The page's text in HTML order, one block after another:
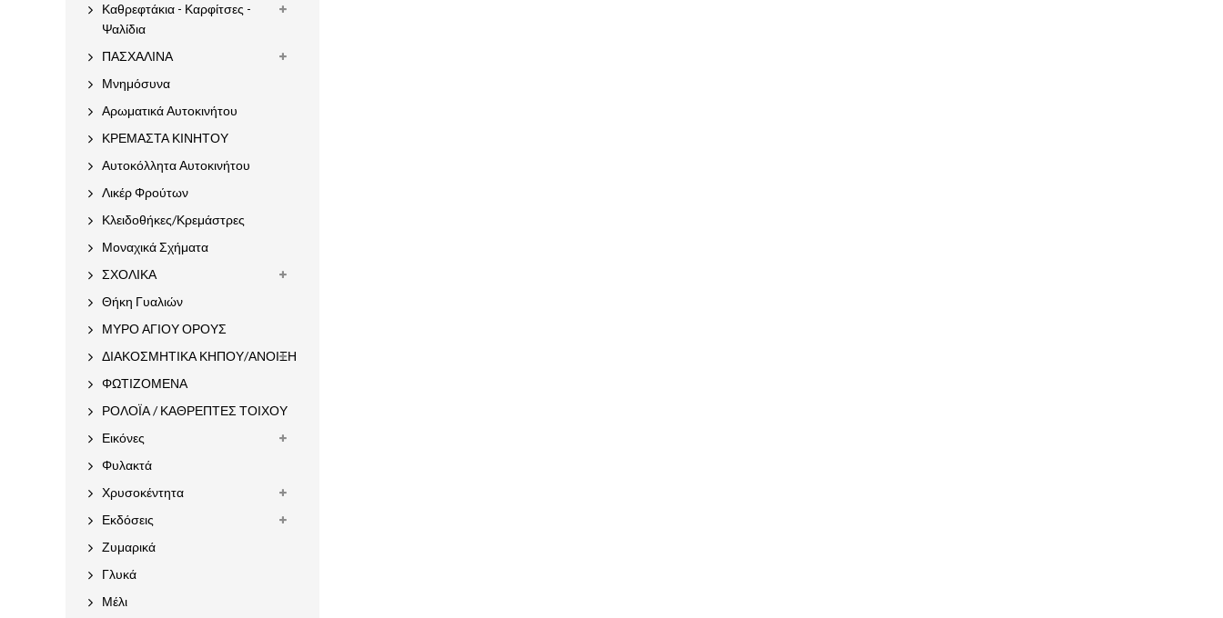
Καθρεφτάκια - Καρφίτσες -
Ψαλίδια
ΠΑΣΧΑΛΙΝΑ
Μνημόσυνα
Αρωματικά Αυτοκινήτου
ΚΡΕΜΑΣΤΑ ΚΙΝΗΤΟΥ
Αυτοκόλλητα Αυτοκινήτου
Λικέρ Φρούτων
Κλειδοθήκες/Κρεμάστρες
Μοναχικά Σχήματα
ΣΧΟΛΙΚΑ
Θήκη Γυαλιών
ΜΥΡΟ ΑΓΙΟΥ ΟΡΟΥΣ
ΔΙΑΚΟΣΜΗΤΙΚΑ ΚΗΠΟΥ/ΑΝΟΙΞΗ
ΦΩΤΙΖΟΜΕΝΑ
ΡΟΛΟΪΑ / ΚΑΘΡΕΠΤΕΣ ΤΟΙΧΟΥ
Εικόνες
Φυλακτά
Χρυσοκέντητα
Εκδόσεις
Ζυμαρικά
Γλυκά
Μέλι